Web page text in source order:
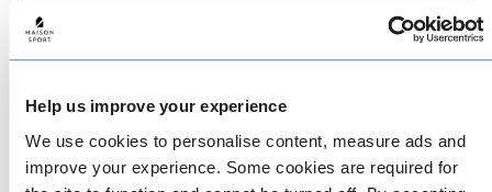
Help us improve your experience
We use cookies to personalise content, measure ads and
improve your experience. Some cookies are required for